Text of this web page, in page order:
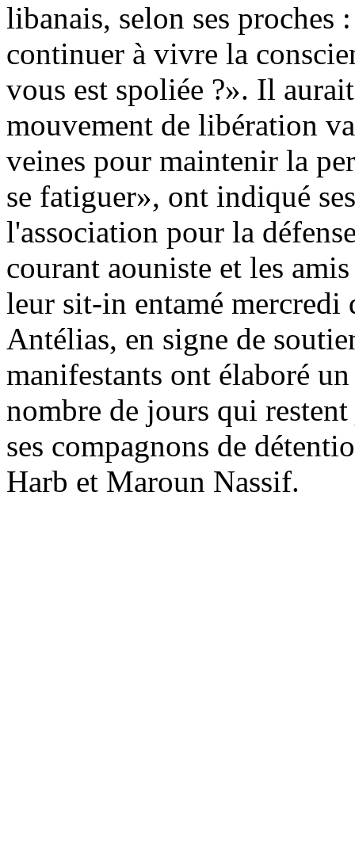
libanais, selon ses proches
continuer à vivre la
vous est spoliée ?». Il
mouvement de libération
veines pour maintenir la
se fatiguer», ont indiqué
l'association pour la
courant aouniste et les
leur sit-in entamé mercredi
Antélias, en signe de
manifestants ont élaboré
nombre de jours qui
ses compagnons de
Harb et Maroun Nassif.